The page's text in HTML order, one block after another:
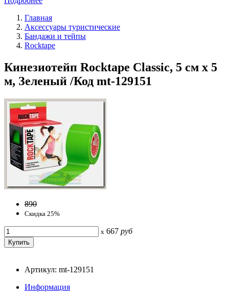
Главная
Аксессуары туристические
Бандажи и тейпы
Rocktape
Кинезиотейп Rocktape Classic, 5 см х 5
м, Зеленый /Код mt-129151
890
Скидка 25%
x 667 руб
Артикул: mt-129151
Информация